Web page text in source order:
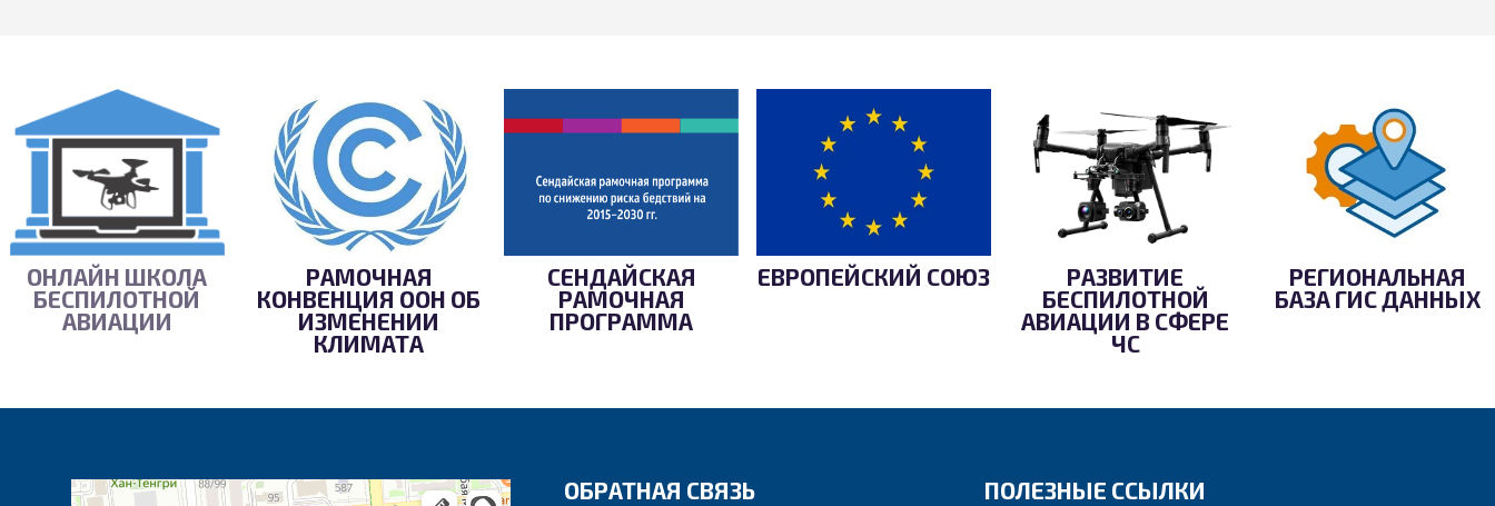
ОНЛАЙН ШКОЛА
БЕСПИЛОТНОЙ
АВИАЦИИ
РАМОЧНАЯ
КОНВЕНЦИЯ ООН ОБ
ИЗМЕНЕНИИ
КЛИМАТА
СЕНДАЙСКАЯ
РАМОЧНАЯ
ПРОГРАММА
ЕВРОПЕЙСКИЙ СОЮЗ
РАЗВИТИЕ
БЕСПИЛОТНОЙ
АВИАЦИИ В СФЕРЕ
ЧС
РЕГИОНАЛЬНАЯ
БАЗА ГИС ДАННЫХ
ОБРАТНАЯ СВЯЗЬ ПОЛЕЗНЫЕ ССЫЛКИ